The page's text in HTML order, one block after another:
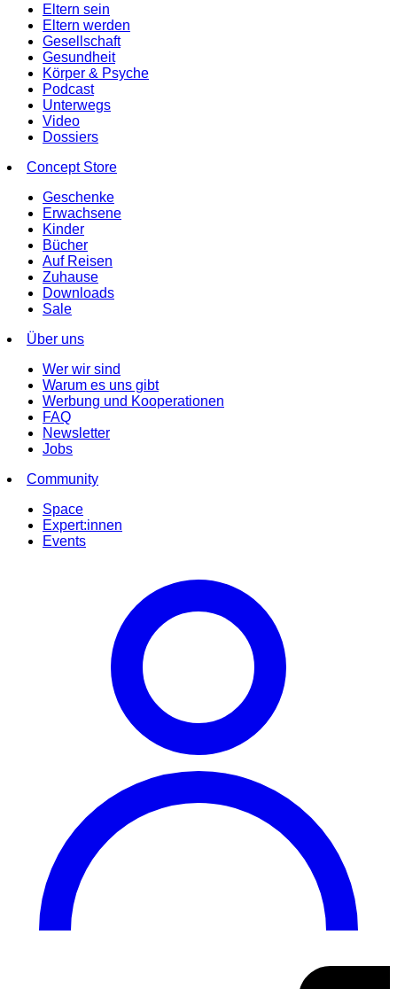
Eltern sein
Eltern werden
Gesellschaft
Gesundheit
Körper & Psyche
Podcast
Unterwegs
Video
Dossiers
Concept Store
Geschenke
Erwachsene
Kinder
Bücher
Auf Reisen
Zuhause
Downloads
Sale
Über uns
Wer wir sind
Warum es uns gibt
Werbung und Kooperationen
FAQ
Newsletter
Jobs
Community
Space
Expert:innen
Events